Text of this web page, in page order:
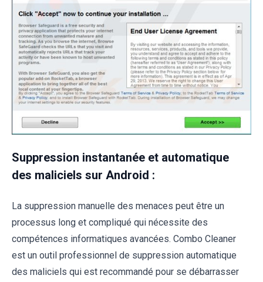
Suppression instantanée et automatique
des maliciels sur Android :
La suppression manuelle des menaces peut être un
processus long et compliqué qui nécessite des
compétences informatiques avancées. Combo Cleaner
est un outil professionnel de suppression automatique
des maliciels qui est recommandé pour se débarrasser